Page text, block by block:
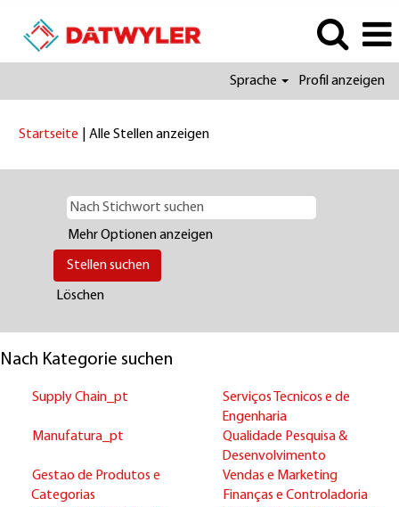
Sprache Profil anzeigen
Startseite Alle Stellen anzeigen(aktuelle
Mehr Optionen anzeigen
Löschen
Nach Kategorie suchen
Supply Chain_pt
Serviços Tecnicos e de
Engenharia
Manufatura_pt
Qualidade Pesquisa &
Desenvolvimento
Gestao de Produtos e
Categorias
Vendas e Marketing
Finanças e Controladoria